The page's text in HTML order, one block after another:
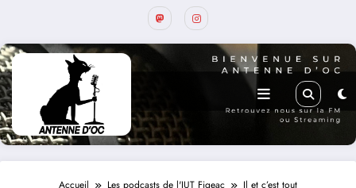
Accueil Les podcasts de l'IUT Figeac Il et c’est tout